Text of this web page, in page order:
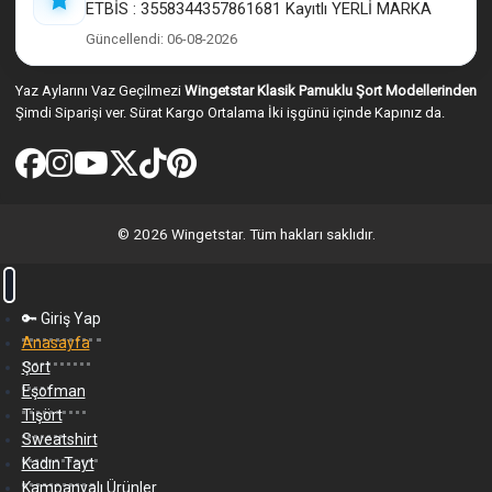
ETBİS : 3558344357861681 Kayıtlı YERLİ MARKA
Güncellendi: 06-08-2026
Yaz Aylarını Vaz Geçilmezi Wingetstar Klasik Pamuklu Şort Modellerinden
Şimdi Siparişi ver. Sürat Kargo Ortalama İki işgünü içinde Kapınız da.
© 2026 Wingetstar. Tüm hakları saklıdır.
🔑 Giriş Yap
Anasayfa
Şort
Eşofman
Tişört
Sweatshirt
Kadın Tayt
Kampanyalı Ürünler